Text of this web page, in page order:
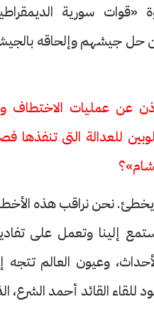
«قوات سورية
عن حل جيشهم وإلحاقه
عن عمليات الاختطاف
للعدالة التى تنفذها
نحن نراقب هذه
إلينا وتعمل على
وعيون العالم تتجه
للقاء القائد أحمد الشرع،